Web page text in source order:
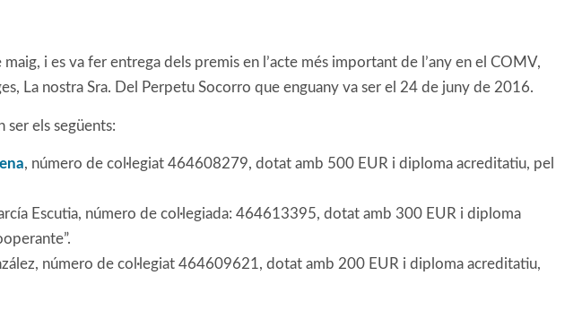
i es va fer entrega dels premis en l’acte més important de l’any en el COMV,
La nostra Sra. Del Perpetu Socorro que enguany va ser el 24 de juny de 2016.
ser els següents:
, número de col·legiat 464608279, dotat amb 500 EUR i diploma acreditatiu, pel
Escutia, número de col·legiada: 464613395, dotat amb 300 EUR i diploma
número de col·legiat 464609621, dotat amb 200 EUR i diploma acreditatiu,